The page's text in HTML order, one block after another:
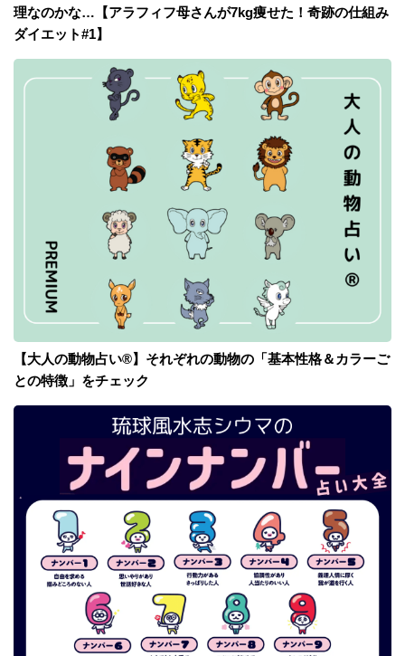
理なのかな…【アラフィフ母さんが7kg痩せた！奇跡の仕組み
ダイエット#1】
【大人の動物占い®】それぞれの動物の「基本性格＆カラーご
との特徴」をチェック